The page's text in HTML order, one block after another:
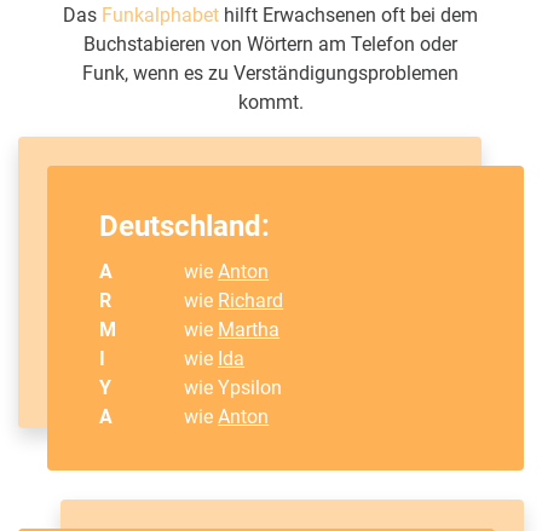
Das Funkalphabet hilft Erwachsenen oft bei dem
Buchstabieren von Wörtern am Telefon oder
Funk, wenn es zu Verständigungsproblemen
kommt.
Deutschland:
A wieAnton
R
wie Richard
M
wie Martha
wie Ida
Y
wie Ypsilon
A
wieAnton